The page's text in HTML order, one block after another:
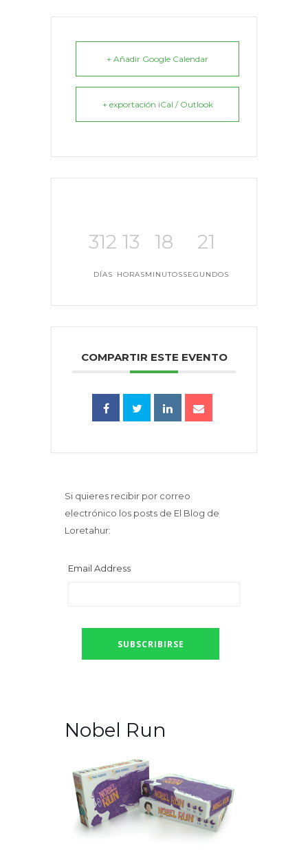
+ Añadir Google Calendar
+ exportación iCal / Outlook
312
DÍAS
13
HORAS
18
MINUTOS
21
SEGUNDOS
COMPARTIR ESTE EVENTO
Si quieres recibir por correo
electrónico los posts de El Blog de
Loretahur:
Email Address
Nobel Run